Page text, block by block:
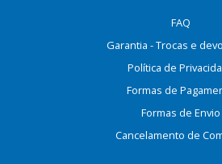
FAQ
Garantia - Trocas e
Política de
Formas de
Formas de Envio
Cancelamento de